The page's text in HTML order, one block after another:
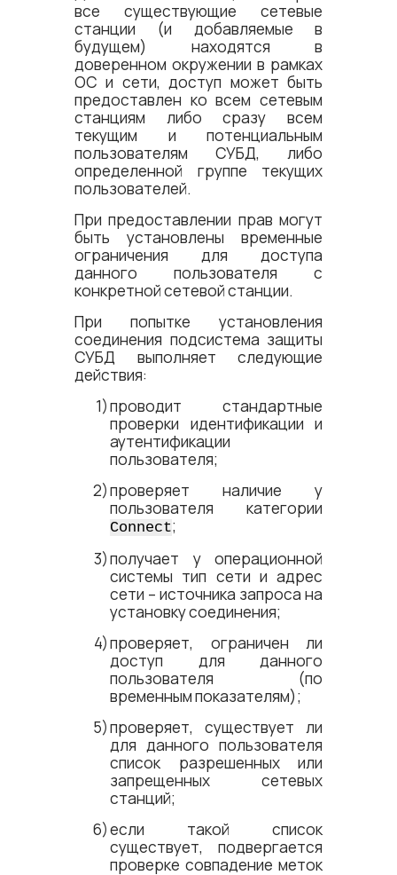
все существующие сетевые
станции (и добавляемые в
будущем) находятся в
доверенном окружении в рамках
ОС и сети, доступ может быть
предоставлен ко всем сетевым
станциям либо сразу всем
текущим и потенциальным
пользователям СУБД, либо
определенной группе текущих
пользователей.
При предоставлении прав могут
быть установлены временные
ограничения для доступа
данного пользователя с
конкретной сетевой станции.
При попытке установления
соединения подсистема защиты
СУБД выполняет следующие
действия:
проводит стандартные
проверки идентификации и
аутентификации
пользователя;
проверяет наличие у
пользователя категории
Connect;
получает у операционной
системы тип сети и адрес
сети – источника запроса на
установку соединения;
проверяет, ограничен ли
доступ для данного
пользователя (по
временным показателям);
проверяет, существует ли
для данного пользователя
список разрешенных или
запрещенных сетевых
станций;
если такой список
существует, подвергается
проверке совпадение меток